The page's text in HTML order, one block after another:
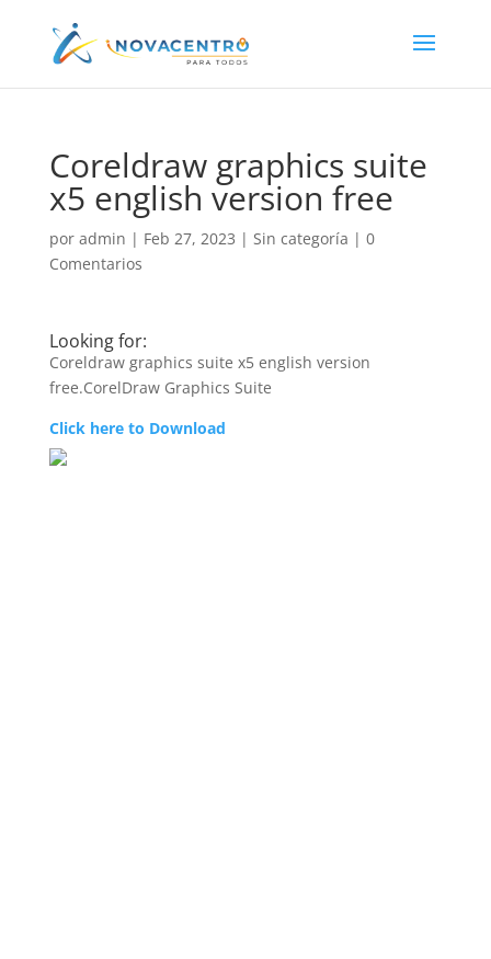
Coreldraw graphics suite
x5 english version free
por admin | Feb 27, 2023 | Sin categoría | 0
Comentarios
Looking for:
Coreldraw graphics suite x5 english version
free.CorelDraw Graphics Suite
Click here to Download